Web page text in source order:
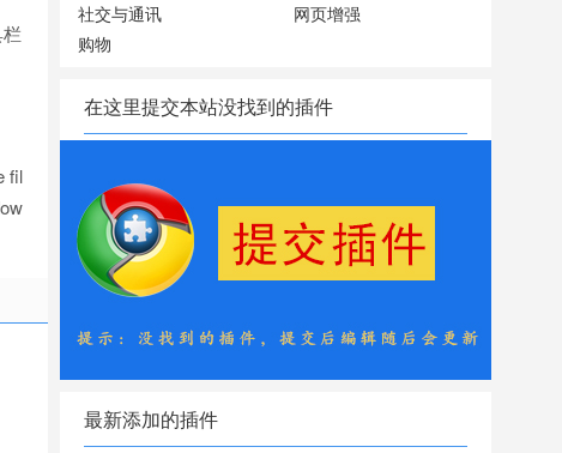
fil
社交与通讯
网页增强
购物
在这里提交本站没找到的插件
最新添加的插件